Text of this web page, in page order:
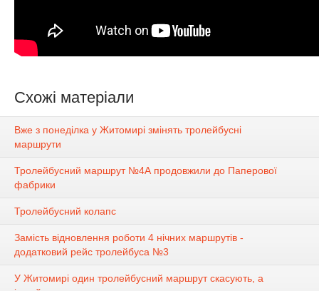
Схожі матеріали
Вже з понеділка у Житомирі змінять тролейбусні
маршрути
Тролейбусний маршрут №4А продовжили до Паперової
фабрики
Тролейбусний колапс
Замість відновлення роботи 4 нічних маршрутів -
додатковий рейс тролейбуса №3
У Житомирі один тролейбусний маршрут скасують, а